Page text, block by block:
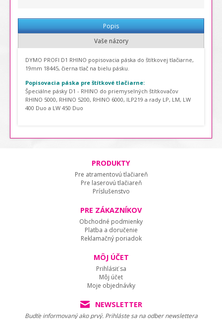
Popis
Vaše názory
DYMO PROFI D1 RHINO popisovacia páska do štítkovej tlačiarne,
19mm 18445, čierna tlač na bielu pásku.
Popisovacia páska pre štítkové tlačiarne:
Špeciálne pásky D1 - RHINO do priemyselných štítkovačov
RHINO 5000, RHINO 5200, RHINO 6000, ILP219 a rady LP, LM, LW
400 Duo a LW 450 Duo
PRODUKTY
Pre atramentovú tlačiareň
Pre laserovú tlačiareň
Príslušenstvo
PRE ZÁKAZNÍKOV
Obchodné podmienky
Platba a doručenie
Reklamačný poriadok
MÔJ ÚČET
Prihlásiť sa
Môj účet
Moje objednávky
NEWSLETTER
Budťe informovaný ako prvý. Prihláste sa na odber newslettera